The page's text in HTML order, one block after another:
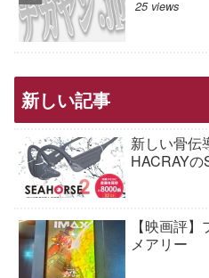
25 views
新しい記事
新しい骨伝
HACRAY
【映画評
メアリー